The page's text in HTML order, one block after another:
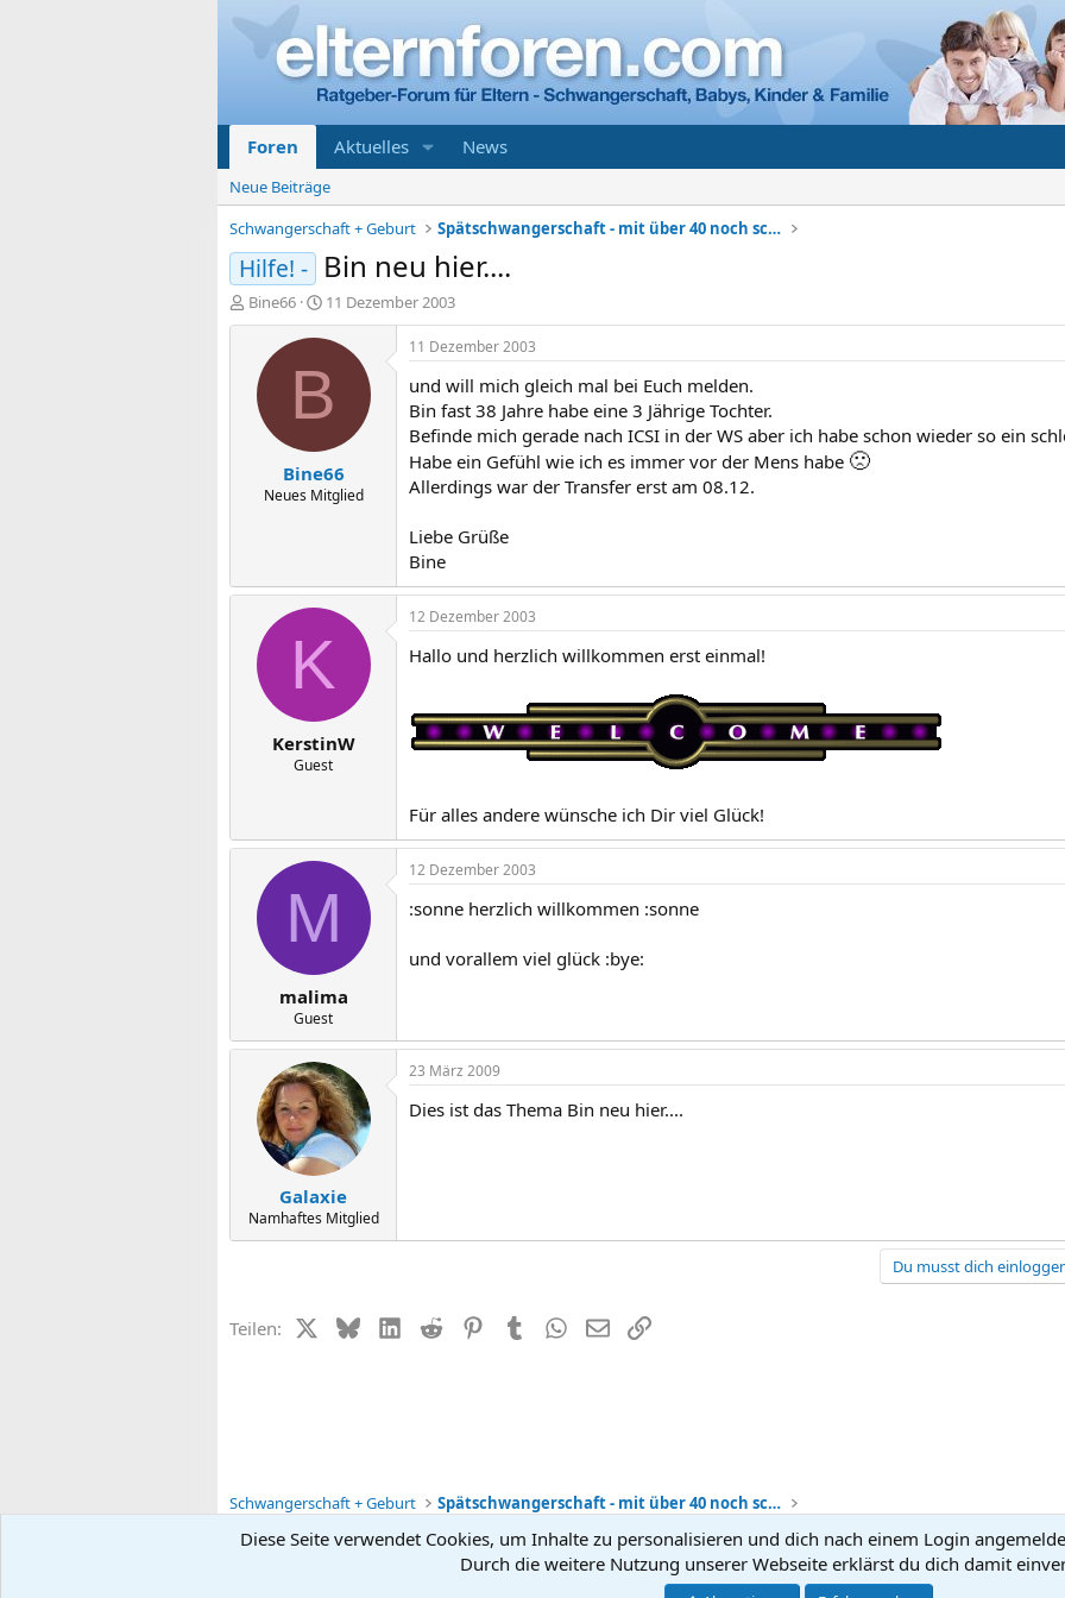
Foren Aktuelles News
Neue Beiträge
Schwangerschaft + Geburt
Spätschwangerschaft - mit über 40 noch schwanger?
Hilfe! - Bin neu hier....
E
r
Bine66
E
r
s
e
l
t
a
m
11 Dezember 2003
B
Bine66
Neues Mitglied
11 Dezember 2003
und will mich gleich mal bei Euch melden.
Bin fast 38 Jahre habe eine 3 Jährige Tochter.
Befinde mich gerade nach ICSI in der WS aber ich habe schon wieder so ein
Habe ein Gefühl wie ich es immer vor der Mens habe 🙁
Allerdings war der Transfer erst am 08.12.
Liebe Grüße
Bine
K
KerstinW
Guest
12 Dezember 2003
Hallo und herzlich willkommen erst einmal!
Für alles andere wünsche ich Dir viel Glück!
M
malima
Guest
12 Dezember 2003
:sonne herzlich willkommen :sonne
und vorallem viel glück :bye:
Galaxie
Namhaftes Mitglied
23 März 2009
Dies ist das Thema Bin neu hier....
Du musst dich
Teilen: X (Twitter)
BlueskyLinkedIn
Reddit PinterestTumblrWhatsApp
E-MailLink
Schwangerschaft + Geburt Spätschwangerschaft - mit über 40 noch schwanger?
Kontakt
Diese Seite verwendet Cookies, um Inhalte zu personalisieren und dich nach einem Login
Durch die weitere Nutzung unserer Webseite erklärst du dich damit